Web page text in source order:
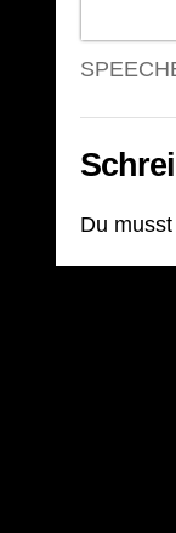
Du musst